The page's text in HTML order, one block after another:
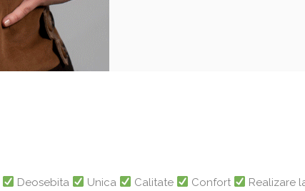
Deosebita Unica Calitate Confort Realizare